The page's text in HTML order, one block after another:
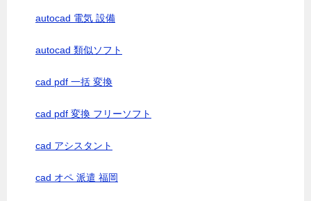
autocad 電気 設備
autocad 類似ソフト
cad pdf 一括 変換
cad pdf 変換 フリーソフト
cad アシスタント
cad オペ 派遣 福岡